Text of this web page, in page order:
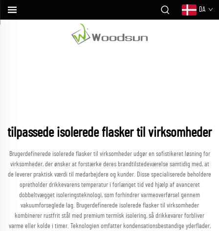
DA
tilpassede isolerede flasker til virksomheder
Brugerdefinerede isolerede flasker til virksomheder udgør en sofistikeret løsning for
virksomheder, der ønsker at forstærke deres brandtilstedeværelse samtidig med, at
de leverer praktisk værdi til medarbejdere og kunder. Disse specialiserede beholdere
opretholder drikkevarens temperatur i forlænget tid ved hjælp af avanceret
dobbeltvægget isoleringsteknologi, som forhindrer varmeoverførsel gennem
vakuumforseglede lag. Brugerdefinerede isolerede flasker til virksomheder
kombinerer rustfrit stål med premium termisk isolering, så drikkevarer forbliver
varme eller kolde i timer. Teknologien omfatter kondensationsbestandige yderflader,